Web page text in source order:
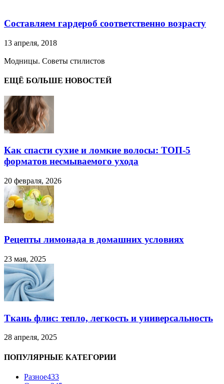
Составляем гардероб соответственно возрасту
13 апреля, 2018
Модницы. Советы стилистов
ЕЩЁ БОЛЬШЕ НОВОСТЕЙ
Как спасти сухие и ломкие волосы: ТОП-5
форматов несмываемого ухода
20 февраля, 2026
Рецепты лимонада в домашних условиях
23 мая, 2025
Ткань флис: тепло, легкость и универсальность
28 апреля, 2025
ПОПУЛЯРНЫЕ КАТЕГОРИИ
Разное433